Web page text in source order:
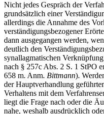
Nicht jedes Gespräch der
grundsätzlich einer
allerdings die Annahme des
verständigungsbezogener
dann ausgegangen werden,
deutlich den
synallagmatischen
nach § 257c Abs. 2 S. 1 StPO
658 m. Anm. Bittmann).
der Hauptverhandlung
Verhaltens mit dem
liegt die Frage nach oder die
nahe, weshalb ausdrücklich